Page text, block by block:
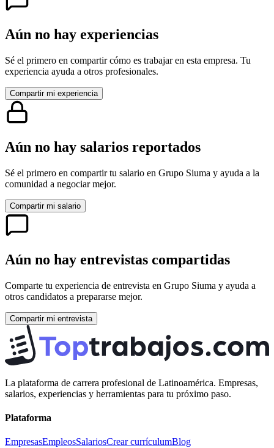
Aún no hay experiencias
Sé el primero en compartir cómo es trabajar en esta empresa. Tu
experiencia ayuda a otros profesionales.
Compartir mi experiencia
Aún no hay salarios reportados
Sé el primero en compartir tu salario en Grupo Siuma y ayuda a la
comunidad a negociar mejor.
Compartir mi salario
Aún no hay entrevistas compartidas
Comparte tu experiencia de entrevista en Grupo Siuma y ayuda a
otros candidatos a prepararse mejor.
Compartir mi entrevista
La plataforma de carrera profesional de Latinoamérica. Empresas,
salarios, experiencias y herramientas para tu próximo paso.
Plataforma
EmpresasEmpleosSalariosCrear currículumBlog